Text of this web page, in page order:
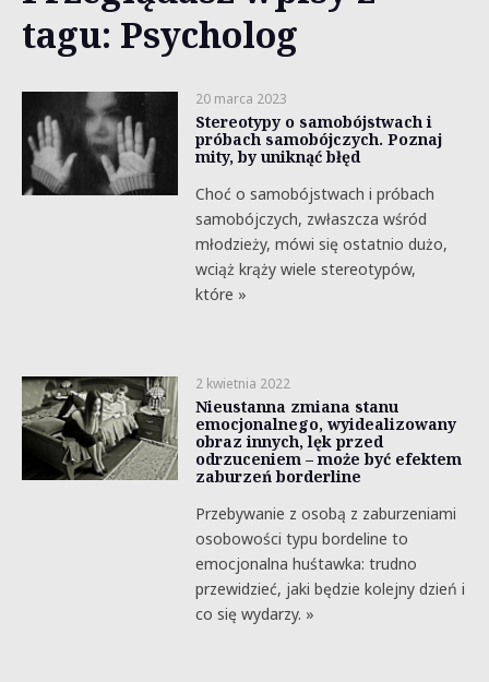
tagu: Psycholog
20 marca 2023
Stereotypy o samobójstwach i
próbach samobójczych. Poznaj
mity, by uniknąć błęd
Choć o samobójstwach i próbach
samobójczych, zwłaszcza wśród
młodzieży, mówi się ostatnio dużo,
wciąż krąży wiele stereotypów,
które »
2 kwietnia 2022
Nieustanna zmiana stanu
emocjonalnego, wyidealizowany
obraz innych, lęk przed
odrzuceniem – może być efektem
zaburzeń borderline
Przebywanie z osobą z zaburzeniami
osobowości typu bordeline to
emocjonalna huśtawka: trudno
przewidzieć, jaki będzie kolejny dzień i
co się wydarzy. »